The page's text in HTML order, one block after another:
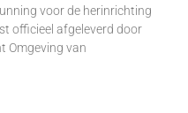
voor de herinrichting
officieel afgeleverd door
Omgeving van